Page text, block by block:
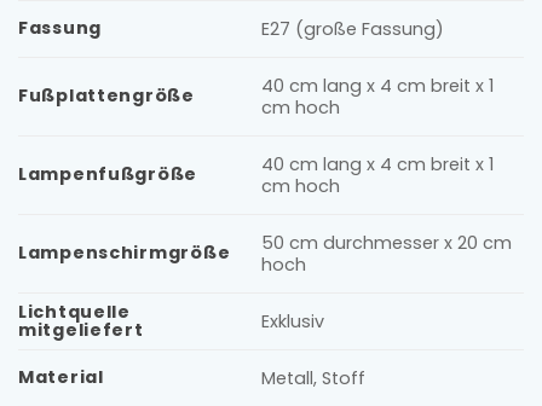
Fassung E27 (große Fassung)
Fußplattengröße
40 cm lang x 4 cm breit x 1
cm hoch
Lampenfußgröße
40 cm lang x 4 cm breit x 1
cm hoch
Lampenschirmgröße
50 cm durchmesser x 20 cm
hoch
Lichtquelle
mitgeliefert Exklusiv
Material Metall, Stoff